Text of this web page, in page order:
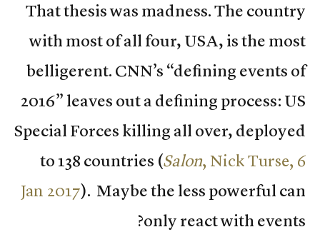
That thesis was madness. The country
with most of all four, USA, is the most
belligerent. CNN’s “defining events of
2016” leaves out a defining process: US
Special Forces killing all over, deployed
to 138 countries (Salon, Nick Turse, 6
Jan 2017). Maybe the less powerful can
only react with events?